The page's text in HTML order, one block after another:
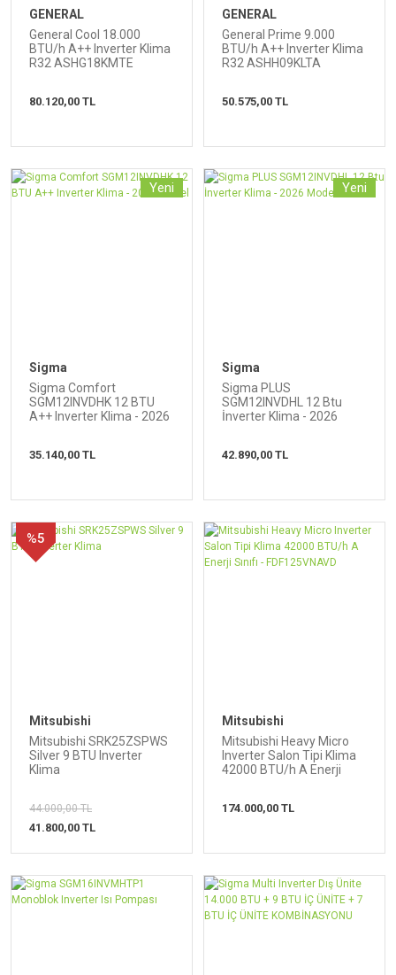
GENERAL
General Cool 18.000
BTU/h A++ Inverter Klima
R32 ASHG18KMTE
80.120,00 TL
GENERAL
General Prime 9.000
BTU/h A++ Inverter Klima
R32 ASHH09KLTA
50.575,00 TL
Yeni
Sigma
Sigma Comfort
SGM12INVDHK 12 BTU
A++ Inverter Klima - 2026
35.140,00 TL
Yeni
Sigma
Sigma PLUS
SGM12INVDHL 12 Btu
İnverter Klima - 2026
42.890,00 TL
%5
Mitsubishi
Mitsubishi SRK25ZSPWS
Silver 9 BTU Inverter
Klima
44.000,00 TL
41.800,00 TL
Mitsubishi
Mitsubishi Heavy Micro
Inverter Salon Tipi Klima
42000 BTU/h A Enerji
174.000,00 TL